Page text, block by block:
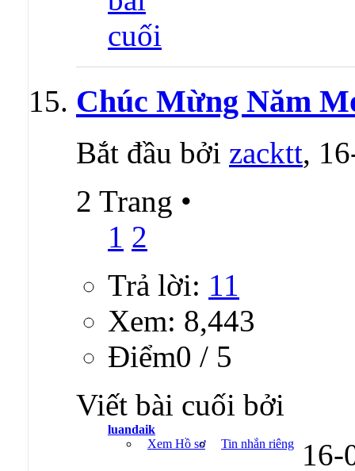
Chúc Mừng Năm
Bắt đầu bởi zacktt,
2 Trang •
1 2
Trả lời: 11
Xem: 8,443
Ðiểm0 / 5
Viết bài cuối bởi
luandaik
Xem Hồ sơ
Tin nhắn riêng